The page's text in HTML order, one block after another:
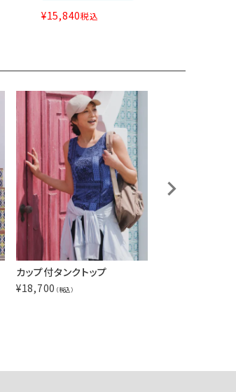
¥15,840税込
カップ付タンクトップ
¥18,700 （税込）